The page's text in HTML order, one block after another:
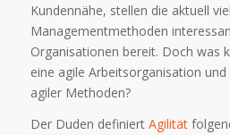
Kundennähe, stellen die aktuell
Managementmethoden
Organisationen bereit. Doch was
eine agile Arbeitsorganisation
agiler Methoden?
Der Duden definiert Agilität